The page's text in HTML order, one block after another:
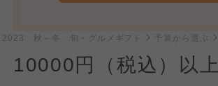
2023 秋～冬 旬・グルメギフト 予算から選ぶ
10000円（税込）以上